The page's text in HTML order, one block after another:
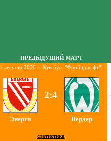
ПРЕДЫДУЩИЙ МАТЧ
1 августа 2026 г. Коттбус. "Фройндшафт".
2:4
Энерги Вердер
статистика